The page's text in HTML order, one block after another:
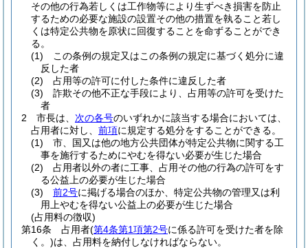
その他の行為若しくは工作物等により生ずべき損害を防止
するための必要な施設の設置その他の措置を執ること若し
くは特定公共物を原状に回復することを命ずることができ
る。
(1)
この条例の規定又はこの条例の規定に基づく処分に違
反した者
(2)
占用等の許可に付した条件に違反した者
(3)
詐欺その他不正な手段により、占用等の許可を受けた
者
2
市長は、 次の各号のいずれかに該当する場合においては、
占用者に対し、 前項に規定する処分をすることができる。
(1)
市、国又は他の地方公共団体が特定公共物に関する工
事を施行するためにやむを得ない必要が生じた場合
(2)
占用者以外の者に工事、占用その他の行為の許可をす
る公益上の必要が生じた場合
(3)
前2号に掲げる場合のほか、特定公共物の管理又は利
用上やむを得ない公益上の必要が生じた場合
(占用料の徴収)
第16条
占用者(第4条第1項第2号に係る許可を受けた者を除
く。)は、占用料を納付しなければならない。